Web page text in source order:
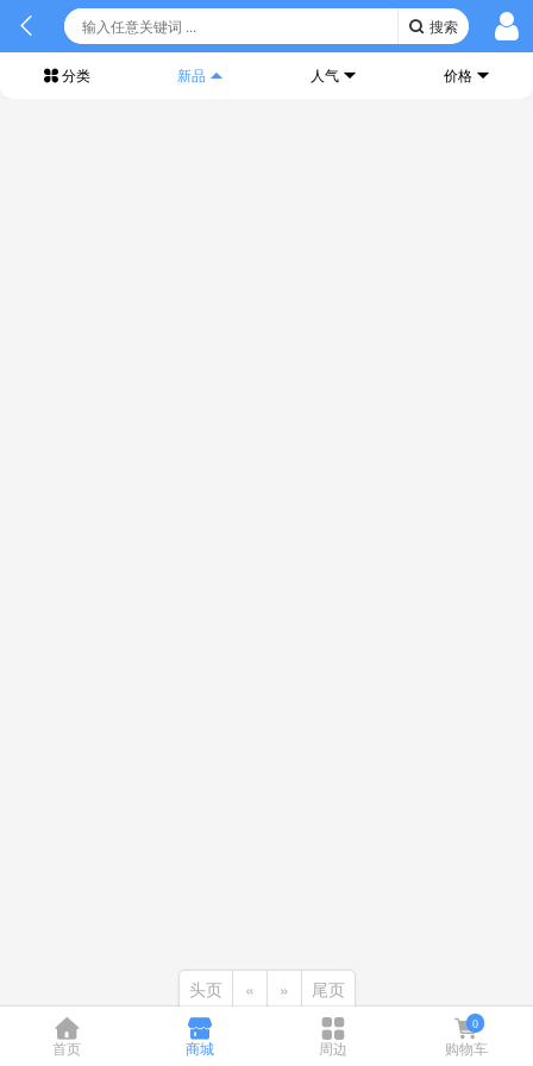
搜索
首页 商城 周边
0
购物车
分类 新品 人气 价格
头页 « » 尾页